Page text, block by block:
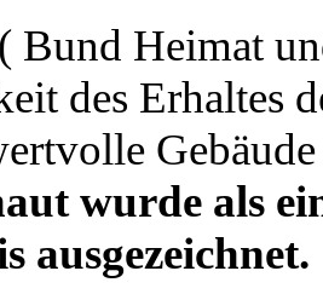
( Bund Heimat
des Erhaltes
wurde als
ausgezeichnet.